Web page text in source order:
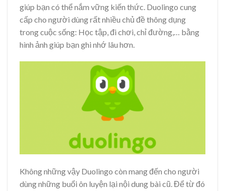
giúp bạn có thể nắm vững kiến thức. Duolingo cung
cấp cho người dùng rất nhiều chủ đề thông dụng
trong cuộc sống: Học tập, đi chơi, chỉ đường,… bằng
hình ảnh giúp bạn ghi nhớ lâu hơn.
Không những vậy Duolingo còn mang đến cho người
dùng những buổi ôn luyện lại nội dung bài cũ. Để từ đó